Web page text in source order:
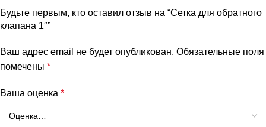
Будьте первым, кто оставил отзыв на “Сетка для обратного
клапана 1″”
Ваш адрес email не будет опубликован. Обязательные поля
помечены *
Ваша оценка *